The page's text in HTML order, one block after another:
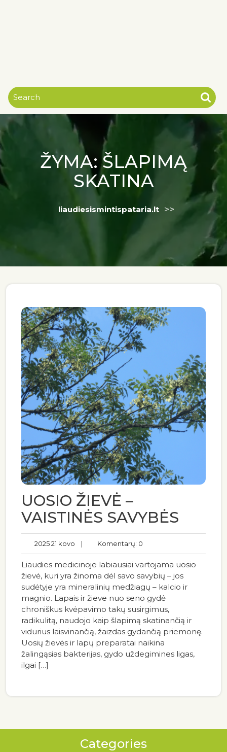
ŽYMA:ŠLAPIMĄ
SKATINA
liaudiesismintispataria.lt >>
UOSIO ŽIEVĖ –
VAISTINĖS SAVYBĖS
2025 21 kovo | Komentarų: 0
Liaudies medicinoje labiausiai vartojama uosio
žievė, kuri yra žinoma dėl savo savybių – jos
sudėtyje yra mineralinių medžiagų – kalcio ir
magnio. Lapais ir žieve nuo seno gydė
chroniškus kvėpavimo takų susirgimus,
radikulitą, naudojo kaip šlapimą skatinančią ir
vidurius laisvinančią, žaizdas gydančią priemonę.
Uosių žievės ir lapų preparatai naikina
žalingąsias bakterijas, gydo uždegimines ligas,
ilgai […]
Categories